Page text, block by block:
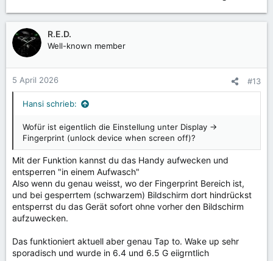
R.E.D.
Well-known member
5 April 2026 #13
Hansi schrieb:
Wofür ist eigentlich die Einstellung unter Display ->
Fingerprint (unlock device when screen off)?
Mit der Funktion kannst du das Handy aufwecken und
entsperren "in einem Aufwasch"
Also wenn du genau weisst, wo der Fingerprint Bereich ist,
und bei gesperrtem (schwarzem) Bildschirm dort hindrückst
entsperrst du das Gerät sofort ohne vorher den Bildschirm
aufzuwecken.
Das funktioniert aktuell aber genau Tap to. Wake up sehr
sporadisch und wurde in 6.4 und 6.5 G eiigrntlich